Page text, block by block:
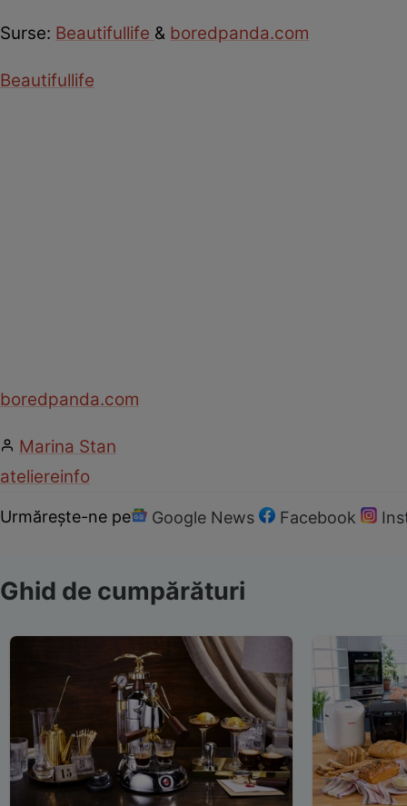
Surse: Beautifullife & boredpanda.com
Beautifullife
boredpanda.com
Marina Stan
ateliereinfo
Urmărește-ne pe Google News Facebook
Ghid de cumpărături